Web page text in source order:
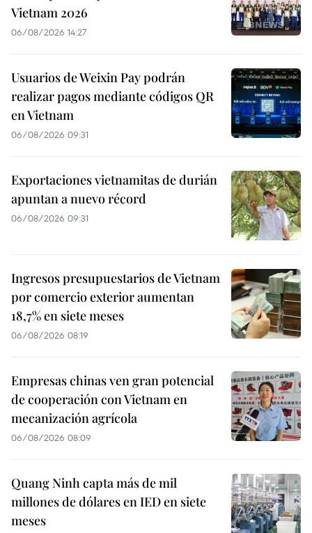
Vietnam 2026
06/08/2026 14:27
Usuarios de Weixin Pay podrán
realizar pagos mediante códigos QR
en Vietnam
06/08/2026 09:31
Exportaciones vietnamitas de durián
apuntan a nuevo récord
06/08/2026 09:31
Ingresos presupuestarios de Vietnam
por comercio exterior aumentan
18,7% en siete meses
06/08/2026 08:19
Empresas chinas ven gran potencial
de cooperación con Vietnam en
mecanización agrícola
06/08/2026 08:09
Quang Ninh capta más de mil
millones de dólares en IED en siete
meses